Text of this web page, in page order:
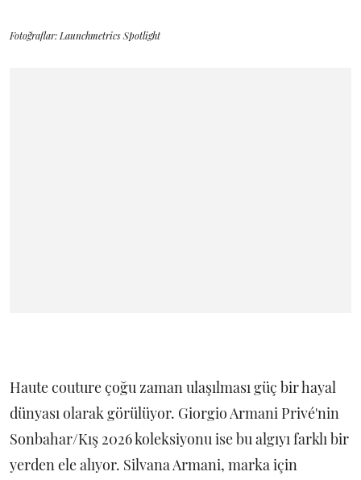
Fotoğraflar: Launchmetrics Spotlight
Haute couture çoğu zaman ulaşılması güç bir hayal
dünyası olarak görülüyor. Giorgio Armani Privé'nin
Sonbahar/Kış 2026 koleksiyonu ise bu algıyı farklı bir
yerden ele alıyor. Silvana Armani, marka için